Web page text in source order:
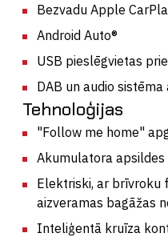
Bezvadu Apple
Android Auto®
USB pieslēgvietas
DAB un audio
Tehnoloģijas
"Follow me home"
Akumulatora
Elektriski, ar brīvroku
aizveramas bagāžas
Inteliģentā kruīza